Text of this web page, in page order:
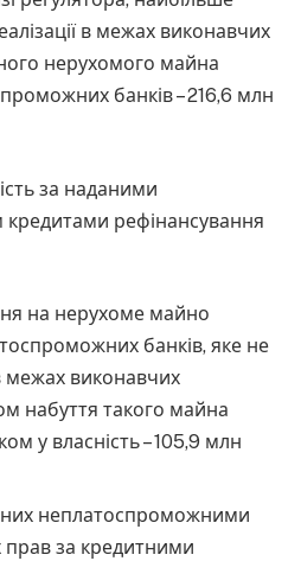
в межах виконавчих
нерухомого майна
банків – 216,6 млн
за наданими
рефінансування
на нерухоме майно
банків, яке не
межах виконавчих
набуття такого майна
у власність – 105,9 млн
неплатоспроможними
за кредитними